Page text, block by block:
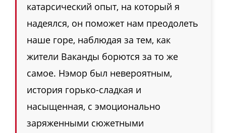
катарсический опыт, на который я
надеялся, он поможет нам преодолеть
наше горе, наблюдая за тем, как
жители Ваканды борются за то же
самое. Нэмор был невероятным,
история горько-сладкая и
насыщенная, с эмоционально
заряженными сюжетными